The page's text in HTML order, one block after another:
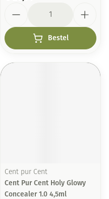
Bestel
Cent pur Cent
Cent Pur Cent Holy Glowy
Concealer 1.0 4,5ml